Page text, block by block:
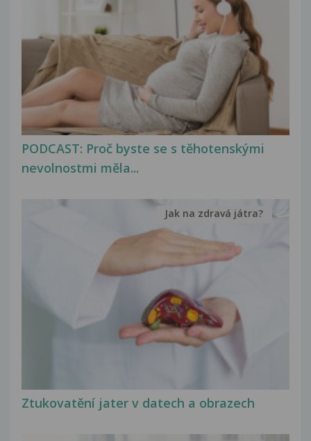
PODCAST: Proč byste se s těhotenskými
nevolnostmi měla...
Ztukovatění jater v datech a obrazech
Jak na zdravá játra?